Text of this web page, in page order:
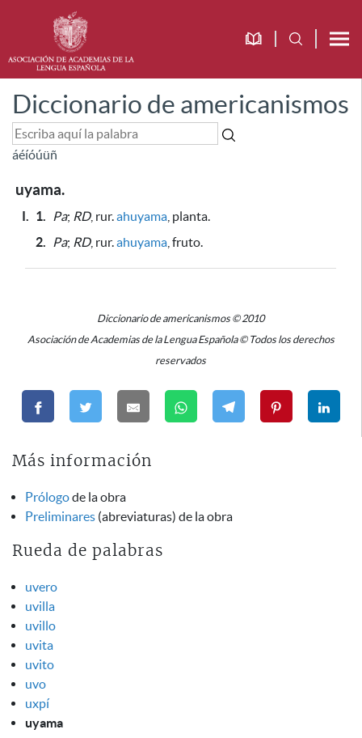
Diccionario de americanismos
áéíóúüñ
uyama.
I. 1. Pa; RD, rur.ahuyama , planta.
2.
Pa; RD, rur.ahuyama , fruto.
Diccionario de americanismos © 2010
Asociación de Academias de la Lengua Española © Todos los derechos
reservados
Más información
Prólogode la obra
Preliminares (abreviaturas) de la obra
Rueda de palabras
uvero
uvilla
uvillo
uvita
uvito
uvo
uxpí
uyama